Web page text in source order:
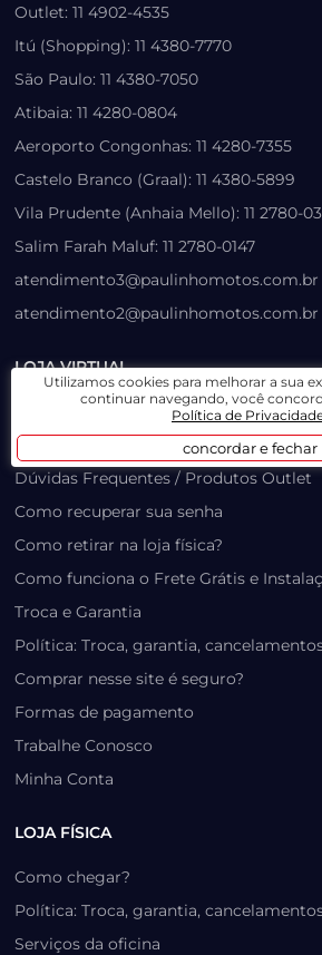
Outlet: 11 4902-4535
Itú (Shopping): 11 4380-7770
São Paulo: 11 4380-7050
Atibaia: 11 4280-0804
Aeroporto Congonhas: 11 4280-7355
Castelo Branco (Graal): 11 4380-5899
Vila Prudente (Anhaia Mello): 11 2780-
Salim Farah Maluf: 11 2780-0147
atendimento3@paulinhomotos.com.br
atendimento2@paulinhomotos.com.br
LOJA VIRTUAL
Prazo, Rastreio e Transporte
Dúvidas Frequentes / Produtos Outlet
Como recuperar sua senha
Como retirar na loja física?
Como funciona o Frete Grátis e
Troca e Garantia
Política: Troca, garantia,
Comprar nesse site é seguro?
Formas de pagamento
Trabalhe Conosco
Minha Conta
LOJA FÍSICA
Como chegar?
Política: Troca, garantia,
Serviços da oficina
Utilizamos cookies para melhorar a sua
continuar navegando, você
Política de
concordar e fechar